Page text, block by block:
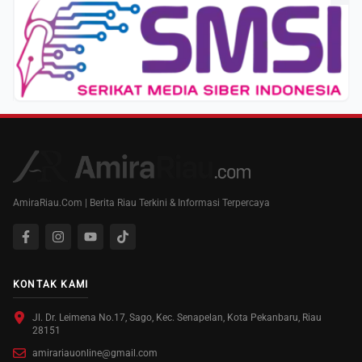
AmiraRiau.Com | Berita Riau Terkini & Informasi Terpercaya
KONTAK KAMI
Jl. Dr. Leimena No.17, Sago, Kec. Senapelan, Kota Pekanbaru, Riau
28151
amirariauonline@gmail.com